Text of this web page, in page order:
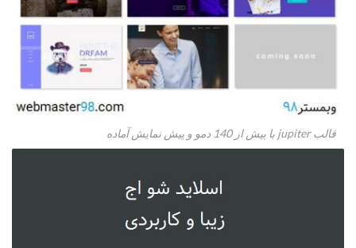
قالب jupiter با بیش از 140 دمو و پیش نمایش آماده